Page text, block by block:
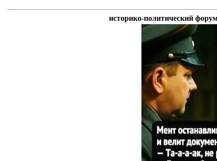
историко-политический